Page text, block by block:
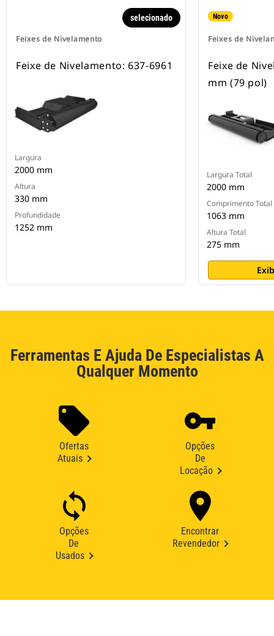
Feixes de Nivelamento
selecionado
Feixe de Nivelamento: 637-6961
Largura
2000 mm
Altura
330 mm
Profundidade
1252 mm
Novo
Feixes de
Feixe de
mm (79 pol)
Largura Total
2000 mm
Comprimento Total
1063 mm
Altura Total
275 mm
Ferramentas E Ajuda De Especialistas A
Qualquer Momento
Ofertas
Atuais
Opções
De
Locação
Opções
De
Usados
Encontrar
Revendedor